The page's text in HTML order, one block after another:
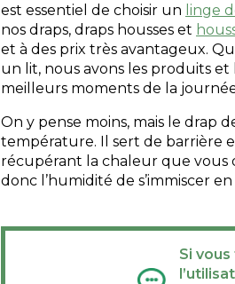
est essentiel de choisir un linge
nos draps, draps housses et
et à des prix très avantageux.
un lit, nous avons les produits et
meilleurs moments de la
On y pense moins, mais le drap
température. Il sert de barrière
récupérant la chaleur que vous
donc l’humidité de s’immiscer
Si